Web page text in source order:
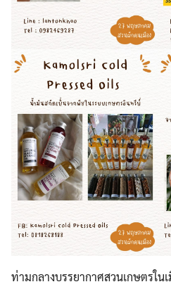
ท่ามกลางบรรยากาศสวนเกษตรในเ